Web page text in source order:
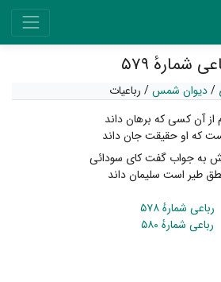
شمارهٔ ۵۷۹
/دیوان شمس/ رباعیات
از آن کسی که برهان داند
که او حقیقت جان داند
جواب گفت کای سودائی
طیر است سلیمان داند
رباعی شمارهٔ ۵۷۸
رباعی شمارهٔ ۵۸۰